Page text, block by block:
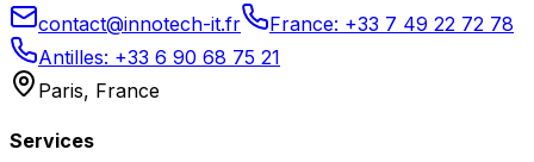
contact@innotech-it.fr
France: +33 7 49 22 72 78
Antilles: +33 6 90 68 75 21
Paris, France
Services